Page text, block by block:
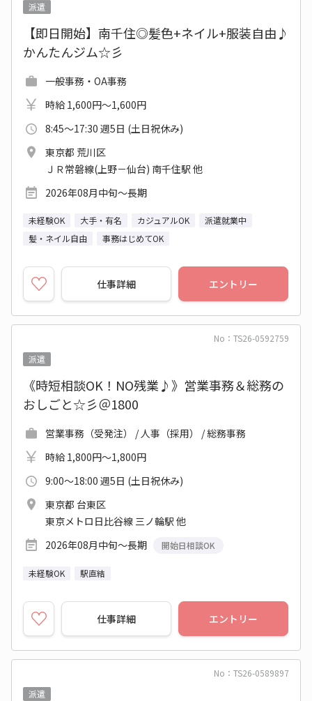
派遣
【即日開始】南千住◎髪色+ネイル+服装自由♪
かんたんジム☆彡
一般事務・OA事務
時給 1,600円～1,600円
8:45～17:30 週5日 (土日祝休み)
東京都 荒川区
ＪＲ常磐線(上野－仙台) 南千住駅 他
2026年08月中旬～長期
未経験OK 大手・有名 カジュアルOK
派遣就業中
髪・ネイル自由
事務はじめてOK
仕事詳細 エントリー
No：TS26-0592759
派遣
《時短相談OK！NO残業♪》営業事務＆総務の
おしごと☆彡＠1800
営業事務（受発注） / 人事（採用） / 総務事務
時給 1,800円～1,800円
9:00～18:00 週5日 (土日祝休み)
東京都 台東区
東京メトロ日比谷線 三ノ輪駅 他
2026年08月中旬～長期
開始日相談OK
未経験OK 駅直結
仕事詳細 エントリー
No：TS26-0589897
派遣